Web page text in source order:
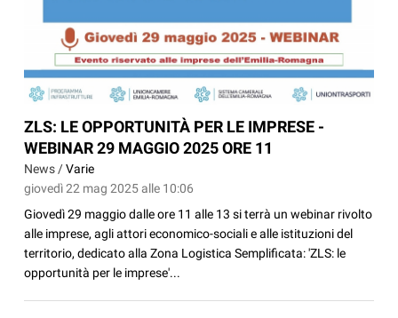
ZLS: LE OPPORTUNITÀ PER LE IMPRESE -
WEBINAR 29 MAGGIO 2025 ORE 11
News /Varie
giovedì 22 mag 2025 alle 10:06
Giovedì 29 maggio dalle ore 11 alle 13 si terrà un webinar rivolto
alle imprese, agli attori economico-sociali e alle istituzioni del
territorio, dedicato alla Zona Logistica Semplificata: 'ZLS: le
opportunità per le imprese'...